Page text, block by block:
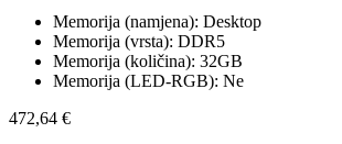
Memorija (namjena): Desktop
Memorija (vrsta): DDR5
Memorija (količina): 32GB
Memorija (LED-RGB): Ne
472,64 €